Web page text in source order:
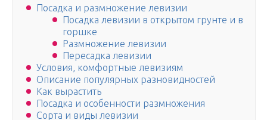
Посадка и размножение левизии
Посадка левизии в открытом грунте и в
горшке
Размножение левизии
Пересадка левизии
Условия, комфортные левизиям
Описание популярных разновидностей
Как вырастить
Посадка и особенности размножения
Сорта и виды левизии